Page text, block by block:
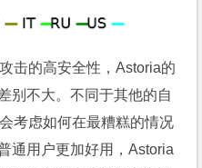
击的高安全性，Astoria的
别不大。不同于其他的自
考虑如何在最糟糕的情况
通用户更加好用，Astoria